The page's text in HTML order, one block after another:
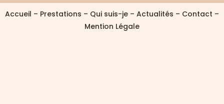
Accueil – Prestations – Qui suis-je – Actualités – Contact –
Mention Légale